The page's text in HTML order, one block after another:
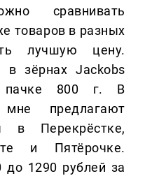
сравнивать
товаров в разных
лучшую цену.
зёрнах Jackobs
пачке 800 г. В
мне предлагают
в Перекрёстке,
и Пятёрочке.
1290 рублей за